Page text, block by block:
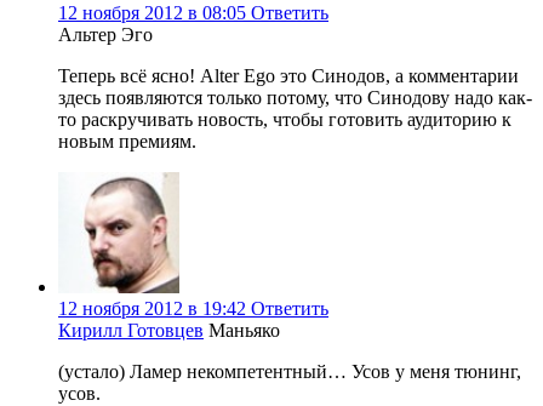
12 ноября 2012 в 08:05 Ответить
Альтер Эго
Теперь всё ясно! Alter Ego это Синодов, а комментарии
здесь появляются только потому, что Синодову надо как-
то раскручивать новость, чтобы готовить аудиторию к
новым премиям.
12 ноября 2012 в 19:42 Ответить
Кирилл Готовцев Маньяко
(устало) Ламер некомпетентный… Усов у меня тюнинг,
усов.